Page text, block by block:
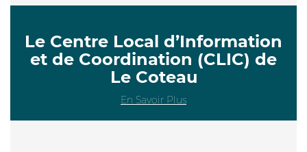
Le Centre Local d’Information
et de Coordination (CLIC) de
Le Coteau
En Savoir Plus